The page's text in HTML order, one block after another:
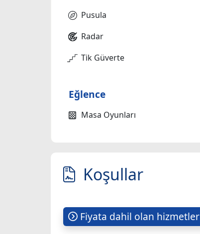
Pusula
Radar
Tik Güverte
Eğlence
Masa Oyunları
Koşullar
Fiyata dahil olan hizmetler